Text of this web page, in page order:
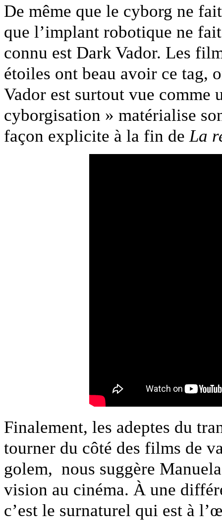
De même que le cyborg ne
que l’implant robotique ne
connu est Dark Vador. Les
étoiles ont beau avoir ce tag,
Vador est surtout vue comme
cyborgisation » matérialise
façon explicite à la fin de La
Finalement, les adeptes du
tourner du côté des films de
golem, nous suggère
vision au cinéma. À une
c’est le surnaturel qui est à